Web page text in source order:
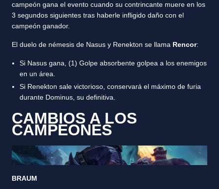
campeón gana el evento cuando su contrincante muere en los
3 segundos siguientes tras haberle infligido daño con el
campeón ganador.
El duelo de némesis de Nasus y Renekton se llama Rencor:
Si Nasus gana, (1) Golpe absorbente golpea a los enemigos
en un área.
Si Renekton sale victorioso, conservará el máximo de furia
durante Dominus, su definitiva.
CAMBIOS A LOS
CAMPEONES
BRAUM